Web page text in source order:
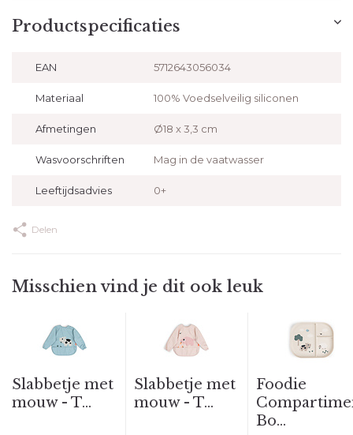
Productspecificaties
EAN 5712643056034
Materiaal 100% Voedselveilig siliconen
Afmetingen Ø18 x 3,3 cm
Wasvoorschriften Mag in de vaatwasser
Leeftijdsadvies 0+
Delen
Misschien vind je dit ook leuk
Slabbetje met
mouw - T...
Slabbetje met
mouw - T...
Foodie
Bo...